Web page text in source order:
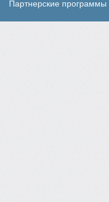
Партнерские программы